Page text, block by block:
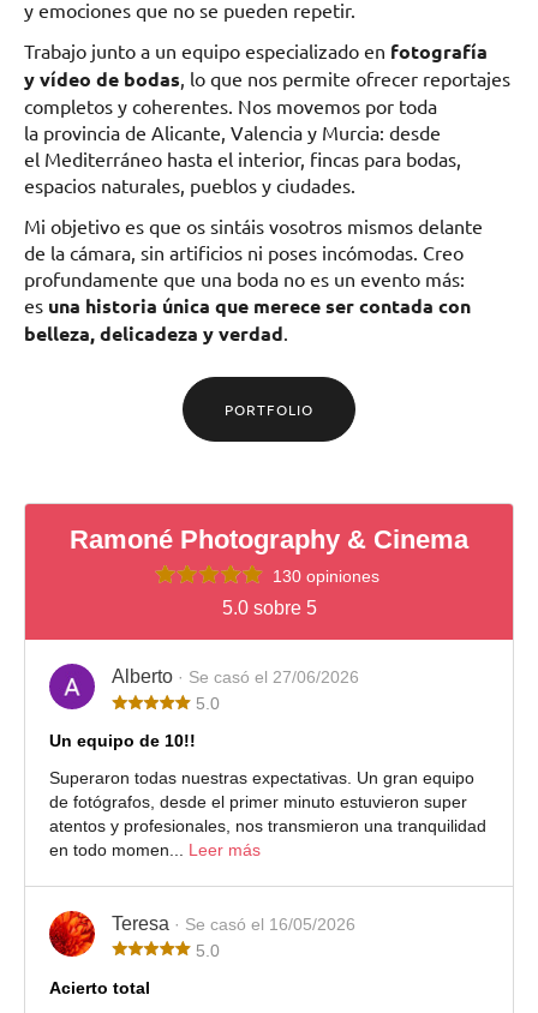
y emociones que no se pueden repetir.
Trabajo junto a un equipo especializado en fotografía
y vídeo de bodas , lo que nos permite ofrecer reportajes
completos y coherentes. Nos movemos por toda
la provincia de Alicante, Valencia y Murcia: desde
el Mediterráneo hasta el interior, fincas para bodas,
espacios naturales, pueblos y ciudades.
Mi objetivo es que os sintáis vosotros mismos delante
de la cámara, sin artificios ni poses incómodas. Creo
profundamente que una boda no es un evento más:
es una historia única que merece ser contada con
belleza, delicadeza y verdad
PORTFOLIO
Ramoné Photography & Cinema
130 opiniones
5.0 sobre 5
Alberto · Se casó el 27/06/2026
5.0
Un equipo de 10!!
Superaron todas nuestras expectativas. Un gran equipo
de fotógrafos, desde el primer minuto estuvieron super
atentos y profesionales, nos transmieron una tranquilidad
en todo momen... Leer más
Teresa · Se casó el 16/05/2026
5.0
Acierto total